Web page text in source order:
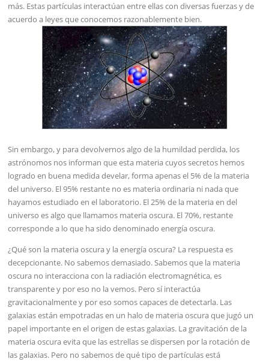
más. Estas partículas interactúan entre ellas con diversas fuerzas y de
acuerdo a leyes que conocemos razonablemente bien.
Sin embargo, y para devolvernos algo de la humildad perdida, los
astrónomos nos informan que esta materia cuyos secretos hemos
logrado en buena medida develar, forma apenas el 5% de la materia
del universo. El 95% restante no es materia ordinaria ni nada que
hayamos estudiado en el laboratorio. El 25% de la materia en del
universo es algo que llamamos materia oscura. El 70%, restante
corresponde a lo que ha sido denominado energía oscura.
¿Qué son la materia oscura y la energía oscura? La respuesta es
decepcionante. No sabemos demasiado. Sabemos que la materia
oscura no interacciona con la radiación electromagnética, es
transparente y por eso no la vemos. Pero sí interactúa
gravitacionalmente y por eso somos capaces de detectarla. Las
galaxias están empotradas en un halo de materia oscura que jugó un
papel importante en el origen de estas galaxias. La gravitación de la
materia oscura evita que las estrellas se dispersen por la rotación de
las galaxias. Pero no sabemos de qué tipo de partículas está